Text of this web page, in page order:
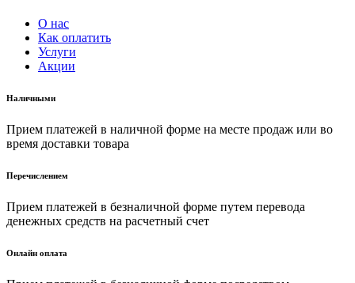
О нас
Как оплатить
Услуги
Акции
Наличными
Прием платежей в наличной форме на месте продаж или во
время доставки товара
Перечислением
Прием платежей в безналичной форме путем перевода
денежных средств на расчетный счет
Онлайн оплата